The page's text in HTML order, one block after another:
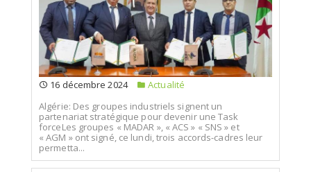
16 décembre 2024
Actualité
Algérie: Des groupes industriels signent un
partenariat stratégique pour devenir une Task
forceLes groupes « MADAR », « ACS » « SNS » et
« AGM » ont signé, ce lundi, trois accords-cadres leur
permetta...